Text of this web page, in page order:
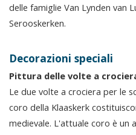
delle famiglie Van Lynden van
Serooskerken.
Decorazioni speciali
Pittura delle volte a
Le due volte a crociera per le
coro della Klaaskerk
medievale. L'attuale coro è un